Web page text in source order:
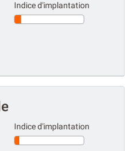
Indice d'implantation
Indice d'implantation